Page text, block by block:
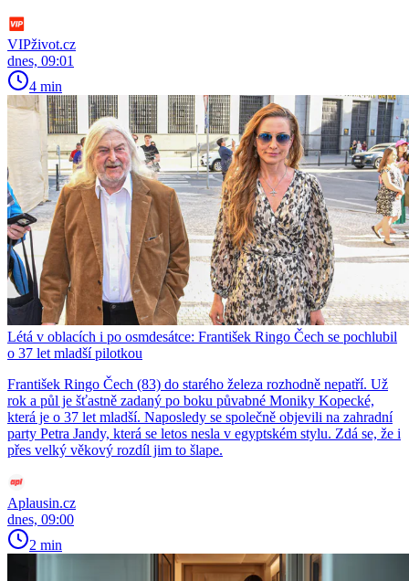
VIPživot.cz
dnes, 09:01
4 min
Létá v oblacích i po osmdesátce: František Ringo Čech se pochlubil
o 37 let mladší pilotkou
František Ringo Čech (83) do starého železa rozhodně nepatří. Už
rok a půl je šťastně zadaný po boku půvabné Moniky Kopecké,
která je o 37 let mladší. Naposledy se společně objevili na zahradní
party Petra Jandy, která se letos nesla v egyptském stylu. Zdá se, že i
přes velký věkový rozdíl jim to šlape.
Aplausin.cz
dnes, 09:00
2 min